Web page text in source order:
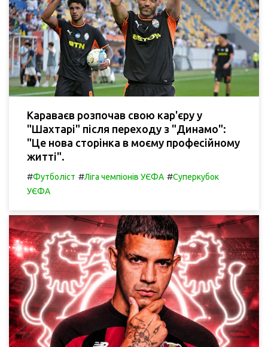
Караваєв розпочав свою кар'єру у
"Шахтарі" після переходу з "Динамо":
"Це нова сторінка в моєму професійному
житті".
#Футболіст #Ліга чемпіонів УЄФА #Суперкубок
УЄФА